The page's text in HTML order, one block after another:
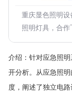
重庆显色照明设
照明灯具，合作
介绍： 针对应急照
开分析。从应急照
度，阐述了独立电